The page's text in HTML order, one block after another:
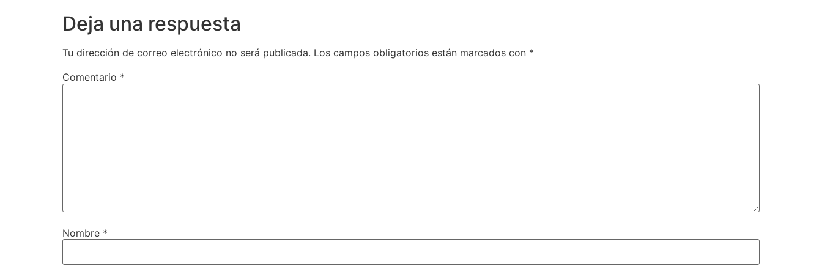
Deja una respuesta
Tu dirección de correo electrónico no será publicada. Los campos obligatorios están marcados con *
Comentario *
Nombre *